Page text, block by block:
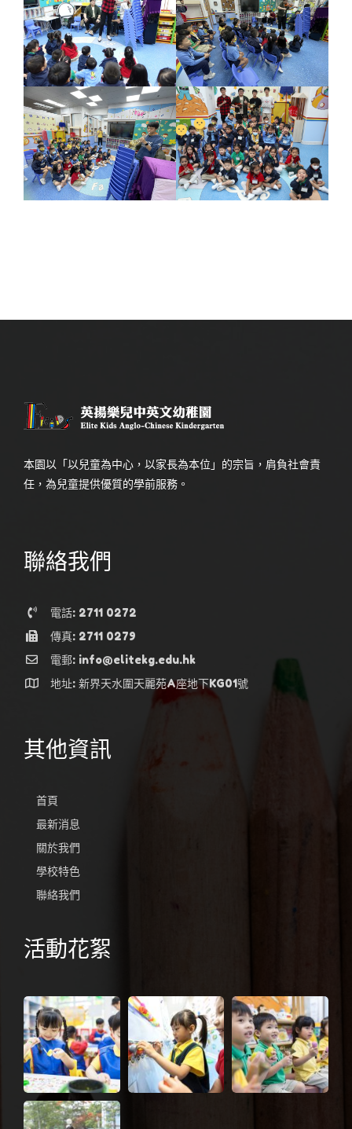
本園以「以兒童為中心，以家長為本位」的宗旨，肩負社會責
任，為兒童提供優質的學前服務。
聯絡我們
電話: 2711 0272
傳真: 2711 0279
電郵: info@elitekg.edu.hk
地址: 新界天水圍天麗苑A座地下KG01號
其他資訊
首頁
最新消息
關於我們
學校特色
聯絡我們
活動花絮